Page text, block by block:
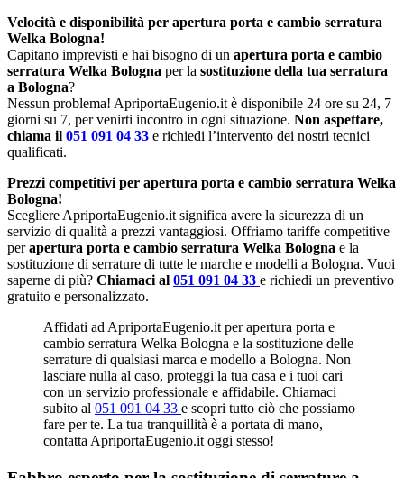
Velocità e disponibilità per apertura porta e cambio serratura
Welka Bologna!
Capitano imprevisti e hai bisogno di un apertura porta e cambio
serratura Welka Bologna per la sostituzione della tua serratura
a Bologna?
Nessun problema! ApriportaEugenio.it è disponibile 24 ore su 24, 7
giorni su 7, per venirti incontro in ogni situazione. Non aspettare,
chiama il 051 091 04 33 e richiedi l’intervento dei nostri tecnici
qualificati.
Prezzi competitivi per apertura porta e cambio serratura Welka
Bologna!
Scegliere ApriportaEugenio.it significa avere la sicurezza di un
servizio di qualità a prezzi vantaggiosi. Offriamo tariffe competitive
perapertura porta e cambio serratura Welka Bologna e la
sostituzione di serrature di tutte le marche e modelli a Bologna. Vuoi
saperne di più? Chiamaci al 051 091 04 33 e richiedi un preventivo
gratuito e personalizzato.
Affidati ad ApriportaEugenio.it per apertura porta e
cambio serratura Welka Bologna e la sostituzione delle
serrature di qualsiasi marca e modello a Bologna. Non
lasciare nulla al caso, proteggi la tua casa e i tuoi cari
con un servizio professionale e affidabile. Chiamaci
subito al 051 091 04 33 e scopri tutto ciò che possiamo
fare per te. La tua tranquillità è a portata di mano,
contatta ApriportaEugenio.it oggi stesso!